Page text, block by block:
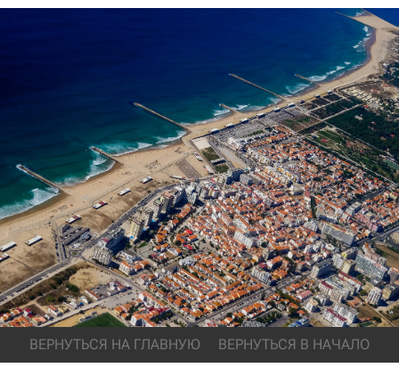
ВЕРНУТЬСЯ НА ГЛАВНУЮ ВЕРНУТЬСЯ В НАЧАЛО